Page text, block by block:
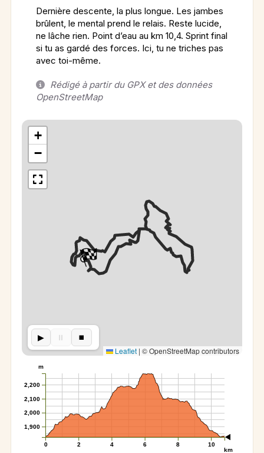
Dernière descente, la plus longue. Les jambes
brûlent, le mental prend le relais. Reste lucide,
ne lâche rien. Point d’eau au km 10,4. Sprint final
si tu as gardé des forces. Ici, tu ne triches pas
avec toi-même.
Rédigé à partir du GPX et des données
OpenStreetMap
+
−
▶︎ ⏸︎ ⏹︎
Leaflet | © OpenStreetMap contributors
0 2 4 6 8 10
km
1,900
2,000
2,100
2,200
m